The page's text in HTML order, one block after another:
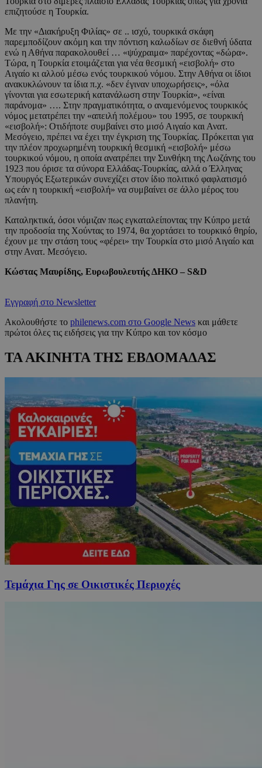
επιζητούσε η Τουρκία.
Με την «Διακήρυξη Φιλίας» σε .. ισχύ, τουρκικά σκάφη
παρεμποδίζουν ακόμη και την πόντιση καλωδίων σε διεθνή ύδατα
ενώ η Αθήνα παρακολουθεί … «ψύχραιμα» παρέχοντας «δώρα».
Τώρα, η Τουρκία ετοιμάζεται για νέα θεσμική «εισβολή» στο
Αιγαίο κι αλλού μέσω ενός τουρκικού νόμου. Στην Αθήνα οι ίδιοι
ανακυκλώνουν τα ίδια π.χ. «δεν έγιναν υποχωρήσεις», «όλα
γίνονται για εσωτερική κατανάλωση στην Τουρκία», «είναι
παράνομα» …. Στην πραγματικότητα, ο αναμενόμενος τουρκικός
νόμος μετατρέπει την «απειλή πολέμου» του 1995, σε τουρκική
«εισβολή»: Οτιδήποτε συμβαίνει στο μισό Αιγαίο και Ανατ.
Μεσόγειο, πρέπει να έχει την έγκριση της Τουρκίας. Πρόκειται για
την πλέον προχωρημένη τουρκική θεσμική «εισβολή» μέσω
τουρκικού νόμου, η οποία ανατρέπει την Συνθήκη της Λωζάνης του
1923 που όρισε τα σύνορα Ελλάδας-Τουρκίας, αλλά ο Έλληνας
Υπουργός Εξωτερικών συνεχίζει στον ίδιο πολιτικό φαφλατισμό
ως εάν η τουρκική «εισβολή» να συμβαίνει σε άλλο μέρος του
πλανήτη.
Καταληκτικά, όσοι νόμιζαν πως εγκαταλείποντας την Κύπρο μετά
την προδοσία της Χούντας το 1974, θα χορτάσει το τουρκικό θηρίο,
έχουν με την στάση τους «φέρει» την Τουρκία στο μισό Αιγαίο και
στην Ανατ. Μεσόγειο.
Κώστας Μαυρίδης, Ευρωβουλευτής ΔΗΚΟ – S&D
Εγγραφή στο Newsletter
Ακολουθήστε το philenews.com στο Google News και μάθετε
πρώτοι όλες τις ειδήσεις για την Κύπρο και τον κόσμο
ΤΑ ΑΚΙΝΗΤΑ ΤΗΣ ΕΒΔΟΜΑΔΑΣ
Τεμάχια Γης σε Οικιστικές Περιοχές